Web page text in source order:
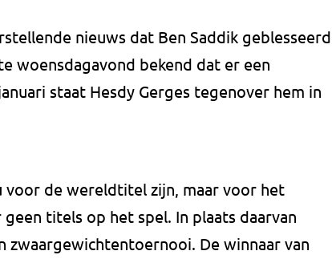
nieuws dat Ben Saddik geblesseerd
woensdagavond bekend dat er een
staat Hesdy Gerges tegenover hem in
voor de wereldtitel zijn, maar voor het
titels op het spel. In plaats daarvan
zwaargewichtentoernooi. De winnaar van